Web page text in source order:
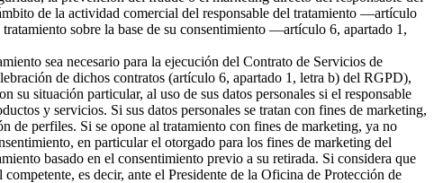
de la actividad comercial del responsable del tratamiento —artículo
sobre la base de su consentimiento —artículo 6, apartado 1,
sea necesario para la ejecución del Contrato de Servicios de
de dichos contratos (artículo 6, apartado 1, letra b) del RGPD),
situación particular, al uso de sus datos personales si el responsable
y servicios. Si sus datos personales se tratan con fines de marketing,
de perfiles. Si se opone al tratamiento con fines de marketing, ya no
en particular el otorgado para los fines de marketing del
basado en el consentimiento previo a su retirada. Si considera que
es decir, ante el Presidente de la Oficina de Protección de